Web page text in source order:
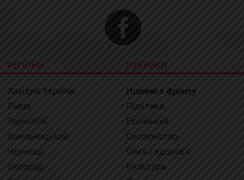
РЕГІОНИ
Західна Україна
Львів
Тернопіль
Хмельницький
Чернівці
Ужгород
РУБРИКИ
Новини з фронту
Політика
Економіка
Суспільство
Сім'я і здоров'я
Культура